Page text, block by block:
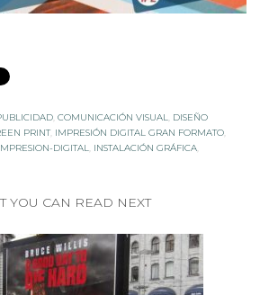
COMUNICACIÓN VISUAL DISEÑO
PRINT, IMPRESIÓN DIGITAL GRAN FORMATO
DIGITAL INSTALACIÓN GRÁFICA
YOU CAN READ NEXT